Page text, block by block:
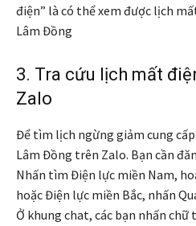
điện” là có thể xem được lịch
Lâm Đồng
3. Tra cứu lịch mất
Zalo
Để tìm lịch ngừng giảm cung
Lâm Đồng trên Zalo. Bạn cần
Nhấn tìm Điện lực miền Nam,
hoặc Điện lực miền Bắc, nhấn
Ở khung chat, các bạn nhấn chữ